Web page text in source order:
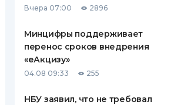
КОНТАКТЫ
Вчера 07:00 2896
Минцифры поддерживает
перенос сроков внедрения
«еАкцизу»
04.08 09:33 255
НБУ заявил, что не требовал